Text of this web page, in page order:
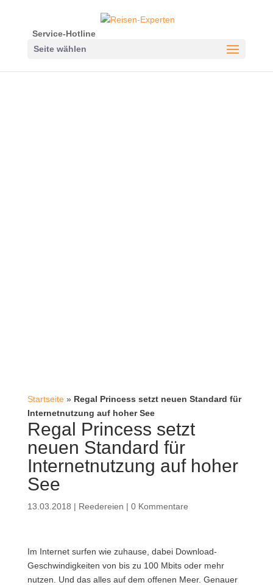
Service-Hotline
Seite wählen
Startseite» Regal Princess setzt neuen Standard für
Internetnutzung auf hoher See
Regal Princess setzt
neuen Standard für
Internetnutzung auf hoher
See
13.03.2018 | Reedereien | 0 Kommentare
Im Internet surfen wie zuhause, dabei Download-
Geschwindigkeiten von bis zu 100 Mbits oder mehr
nutzen. Und das alles auf dem offenen Meer. Genauer